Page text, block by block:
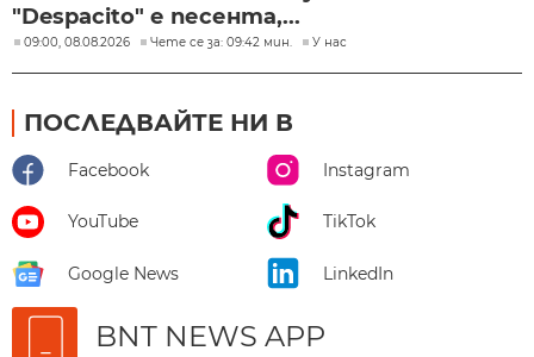
"Despacito" е песента,...
09:00, 08.08.2026 Чете се за: 09:42 мин. У нас
ПОСЛЕДВАЙТЕ НИ В
Facebook Instagram
YouTube TikTok
Google News LinkedIn
BNT NEWS APP